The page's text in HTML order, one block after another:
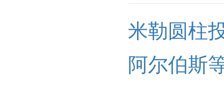
米勒圆柱
阿尔伯斯